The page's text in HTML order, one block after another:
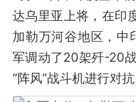
达乌里亚上将，在印
加勒万河谷地区，中
军调动了20架歼-20
“阵风”战斗机进行对抗